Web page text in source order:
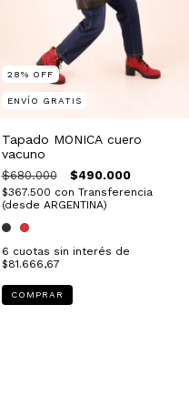
28% OFF
ENVÍO GRATIS
Tapado MONICA cuero
vacuno
$680.000 $490.000
$367.500 con Transferencia
(desde ARGENTINA)
6 cuotas sin interés de
$81.666,67
COMPRAR